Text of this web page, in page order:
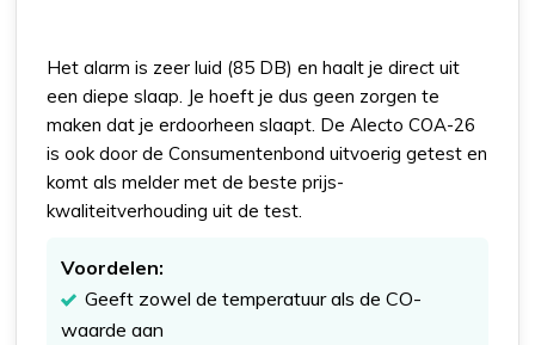
Het alarm is zeer luid (85 DB) en haalt je direct uit
een diepe slaap. Je hoeft je dus geen zorgen te
maken dat je erdoorheen slaapt. De Alecto COA-26
is ook door de Consumentenbond uitvoerig getest en
komt als melder met de beste prijs-
kwaliteitverhouding uit de test.
Voordelen:
Geeft zowel de temperatuur als de CO-
waarde aan